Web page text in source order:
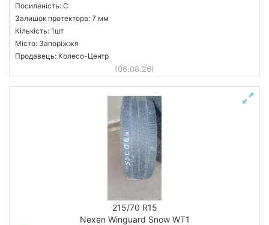
Посиленість: C
Залишок протектора: 7 мм
Кількість: 1шт
Місто: Запоріжжя
Продавець: Колесо-Центр
(06.08.26)
215/70 R15
Nexen Winguard Snow WT1